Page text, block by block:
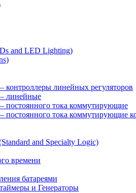
and LED Lighting)
линейных регуляторов
линейные
тока коммутирующие
тока коммутирующие
and Specialty Logic)
времени
батареями
и Генераторы